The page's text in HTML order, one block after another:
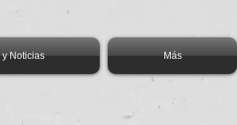
Noticias Más